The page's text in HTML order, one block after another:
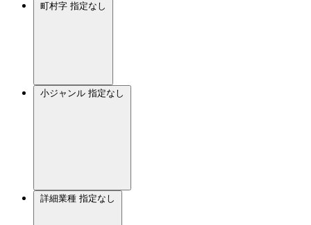
町村字 指定なし
小ジャンル 指定なし
詳細業種 指定なし